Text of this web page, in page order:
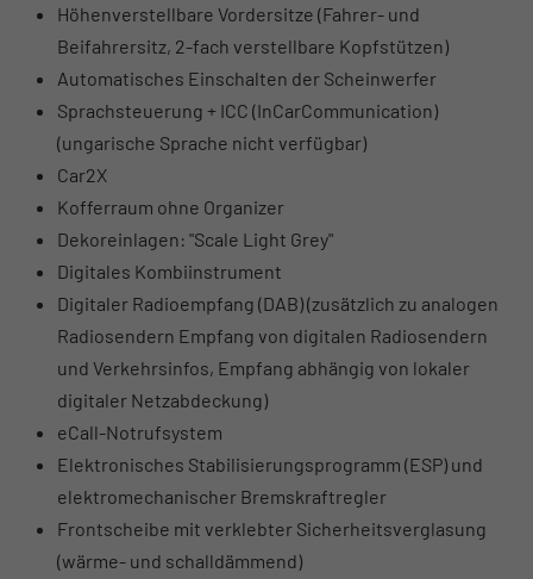
Höhenverstellbare Vordersitze (Fahrer- und
Beifahrersitz, 2-fach verstellbare Kopfstützen)
Automatisches Einschalten der Scheinwerfer
Sprachsteuerung + ICC (InCarCommunication)
(ungarische Sprache nicht verfügbar)
Car2X
Kofferraum ohne Organizer
Dekoreinlagen: "Scale Light Grey"
Digitales Kombiinstrument
Digitaler Radioempfang (DAB) (zusätzlich zu analogen
Radiosendern Empfang von digitalen Radiosendern
und Verkehrsinfos, Empfang abhängig von lokaler
digitaler Netzabdeckung)
eCall-Notrufsystem
Elektronisches Stabilisierungsprogramm (ESP) und
elektromechanischer Bremskraftregler
Frontscheibe mit verklebter Sicherheitsverglasung
(wärme- und schalldämmend)